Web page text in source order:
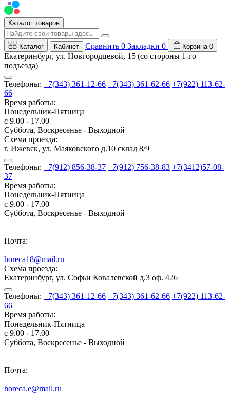
Каталог товаров
Каталог Кабинет Сравнить 0 Закладки 0 Корзина 0
Екатеринбург, ул. Новгородцевой, 15 (со стороны 1-го
подъезда)
Телефоны: +7(343) 361-12-66 +7(343) 361-62-66 +7(922) 113-62-
66
Время работы:
Понедельник-Пятница
с 9.00 - 17.00
Суббота, Воскресенье - Выходной
Схема проезда:
г. Ижевск, ул. Маяковского д.10 склад 8/9
Телефоны: +7(912) 856-38-37 +7(912) 756-38-83 +7(3412)57-08-
37
Время работы:
Понедельник-Пятница
с 9.00 - 17.00
Суббота, Воскресенье - Выходной
Почта:
horeca18@mail.ru
Схема проезда:
Екатеринбург, ул. Софьи Ковалевской д.3 оф. 426
Телефоны: +7(343) 361-12-66 +7(343) 361-62-66 +7(922) 113-62-
66
Время работы:
Понедельник-Пятница
с 9.00 - 17.00
Суббота, Воскресенье - Выходной
Почта:
horeca.e@mail.ru